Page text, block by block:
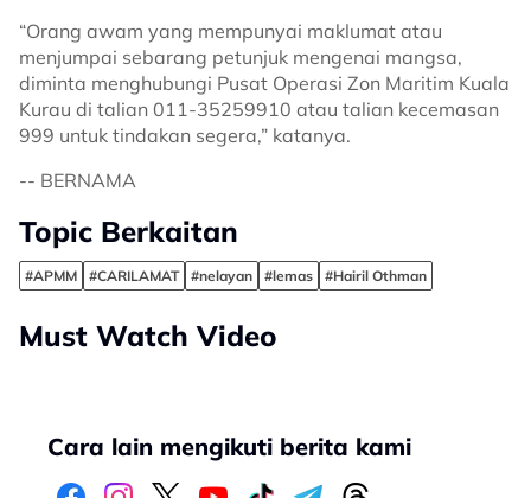
“Orang awam yang mempunyai maklumat atau
menjumpai sebarang petunjuk mengenai mangsa,
diminta menghubungi Pusat Operasi Zon Maritim Kuala
Kurau di talian 011-35259910 atau talian kecemasan
999 untuk tindakan segera,” katanya.
-- BERNAMA
Topic Berkaitan
#APMM #CARILAMAT #nelayan #lemas #Hairil Othman
Must Watch Video
Cara lain mengikuti berita kami